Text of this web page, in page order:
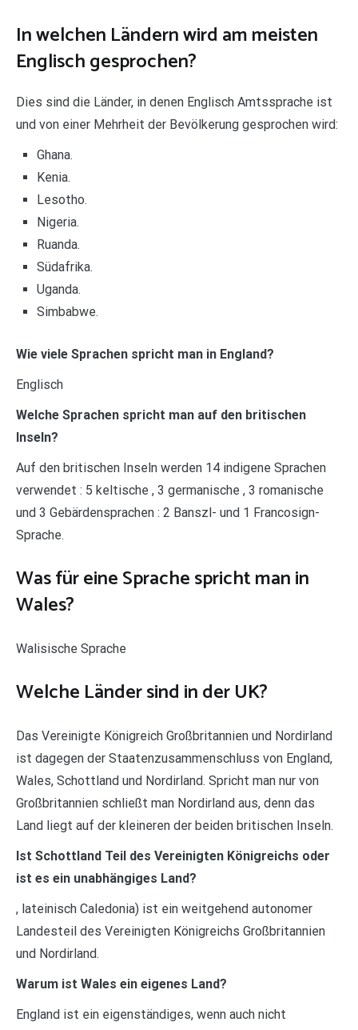
In welchen Ländern wird am meisten
Englisch gesprochen?
Dies sind die Länder, in denen Englisch Amtssprache ist
und von einer Mehrheit der Bevölkerung gesprochen wird:
Ghana.
Kenia.
Lesotho.
Nigeria.
Ruanda.
Südafrika.
Uganda.
Simbabwe.
Wie viele Sprachen spricht man in England?
Englisch
Welche Sprachen spricht man auf den britischen
Inseln?
Auf den britischen Inseln werden 14 indigene Sprachen
verwendet : 5 keltische , 3 germanische , 3 romanische
und 3 Gebärdensprachen : 2 Banszl- und 1 Francosign-
Sprache.
Was für eine Sprache spricht man in
Wales?
Walisische Sprache
Welche Länder sind in der UK?
Das Vereinigte Königreich Großbritannien und Nordirland
ist dagegen der Staatenzusammenschluss von England,
Wales, Schottland und Nordirland. Spricht man nur von
Großbritannien schließt man Nordirland aus, denn das
Land liegt auf der kleineren der beiden britischen Inseln.
Ist Schottland Teil des Vereinigten Königreichs oder
ist es ein unabhängiges Land?
, lateinisch Caledonia) ist ein weitgehend autonomer
Landesteil des Vereinigten Königreichs Großbritannien
und Nordirland.
Warum ist Wales ein eigenes Land?
England ist ein eigenständiges, wenn auch nicht